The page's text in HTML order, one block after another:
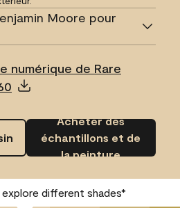
Moore pour
numérique de Rare
Acheter des
échantillons et de
la peinture
different shades*